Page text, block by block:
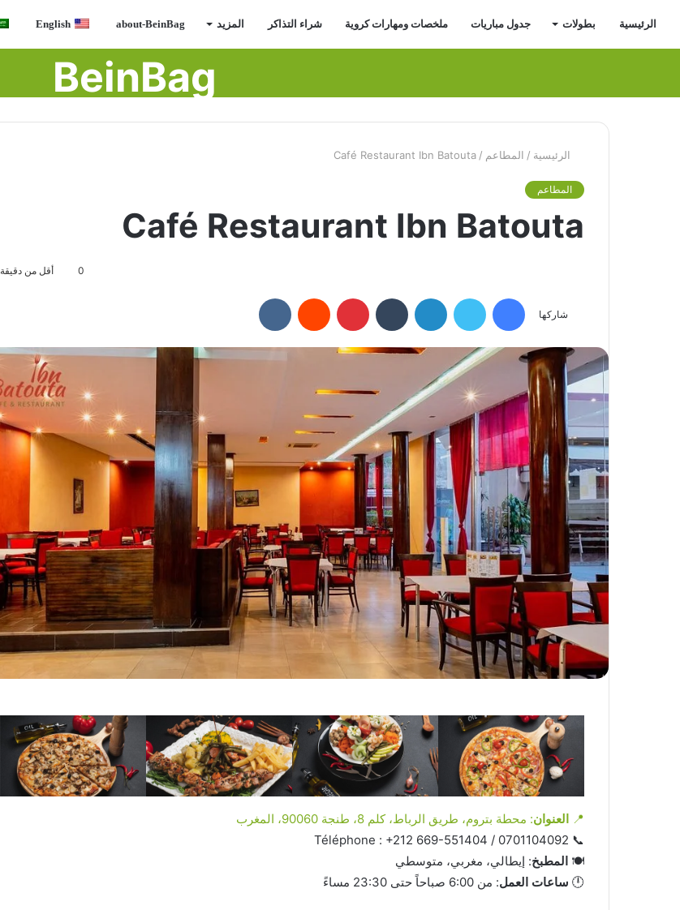
الرئيسية بطولات جدول مباريات ملخصات ومهارات كروية شراء التذاكر المزيد about-BeinBag
English
BeinBag
الرئيسية / المطاعم /
Café Restaurant Ibn Batouta
المطاعم
Café Restaurant Ibn Batouta
0 أقل من دقيقة
شاركها
فيسبوك تويتر لينكدإن بينتيريست
📍 العنوان: محطة بتروم، طريق الرباط، كلم 8، طنجة 90060، المغرب
📞 Téléphone : +212 669-551404 / 0701104092
🍽️ المطبخ: إيطالي، مغربي، متوسطي
🕛 ساعات العمل: من 6:00 صباحاً حتى 23:30 مساءً